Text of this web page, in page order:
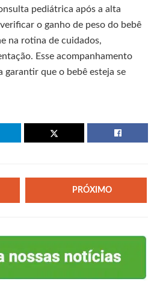
pediátrica após a alta
o ganho de peso do bebê
na rotina de cuidados,
Esse acompanhamento
garantir que o bebê esteja se
PRÓXIMO